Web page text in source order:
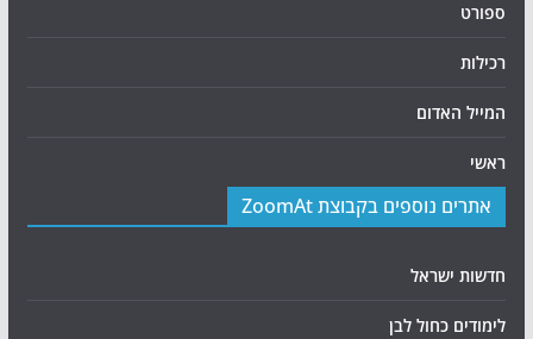
ספורט
רכילות
המייל האדום
ראשי
אתרים נוספים בקבוצת ZoomAt
חדשות ישראל
לימודים כחול לבן